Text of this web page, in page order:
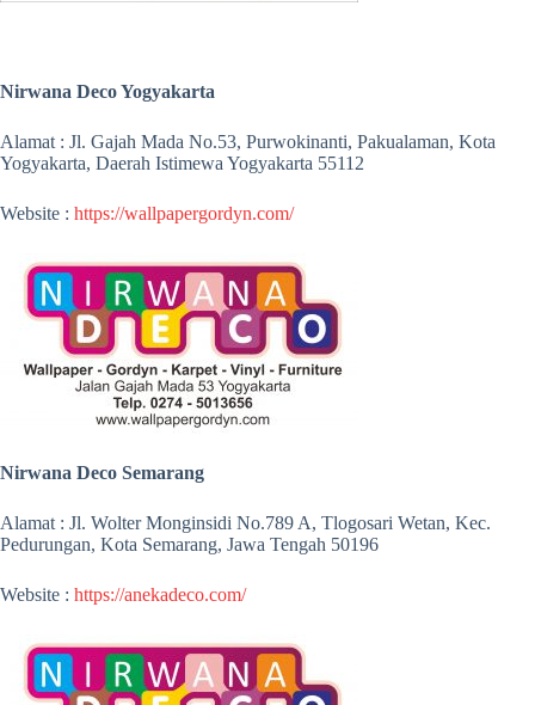
Nirwana Deco Yogyakarta
Alamat : Jl. Gajah Mada No.53, Purwokinanti, Pakualaman, Kota
Yogyakarta, Daerah Istimewa Yogyakarta 55112
Website : https://wallpapergordyn.com/
Nirwana Deco Semarang
Alamat : Jl. Wolter Monginsidi No.789 A, Tlogosari Wetan, Kec.
Pedurungan, Kota Semarang, Jawa Tengah 50196
Website : https://anekadeco.com/